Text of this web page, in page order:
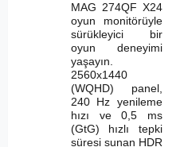
MAG 274QF X24
oyun monitörüyle
sürükleyici bir
oyun deneyimi
yaşayın.
2560x1440
(WQHD) panel,
240 Hz yenileme
hızı ve 0,5 ms
(GtG) hızlı tepki
süresi sunan HDR